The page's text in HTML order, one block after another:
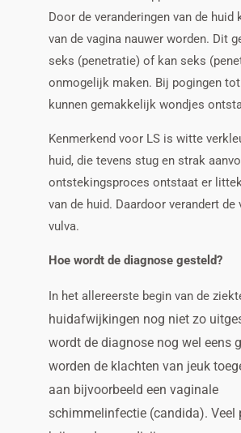
Door de veranderingen van de huid
van de vagina nauwer worden. Dit
seks (penetratie) of kan seks
onmogelijk maken. Bij pogingen
kunnen gemakkelijk wondjes
Kenmerkend voor LS is witte
huid, die tevens stug en strak
ontstekingsproces ontstaat er
van de huid. Daardoor verandert de
vulva.
Hoe wordt de diagnose gesteld?
In het allereerste begin van de
huidafwijkingen nog niet zo
wordt de diagnose nog wel eens
worden de klachten van jeuk
aan bijvoorbeeld een vaginale
schimmelinfectie (candida). Veel